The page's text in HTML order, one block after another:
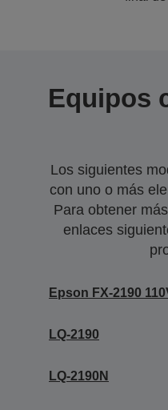
Equipos
Los siguientes
con uno o más
Para obtener
enlaces
Epson FX-2190
LQ-2190
LQ-2190N